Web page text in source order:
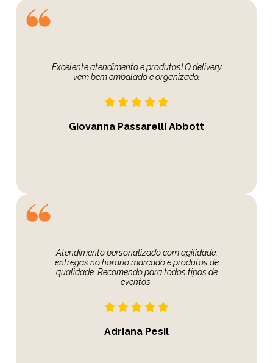
Excelente atendimento e produtos! O delivery
vem bem embalado e organizado.
Giovanna Passarelli Abbott
Atendimento personalizado com agilidade,
entregas no horário marcado e produtos de
qualidade. Recomendo para todos tipos de
eventos.
Adriana Pesil